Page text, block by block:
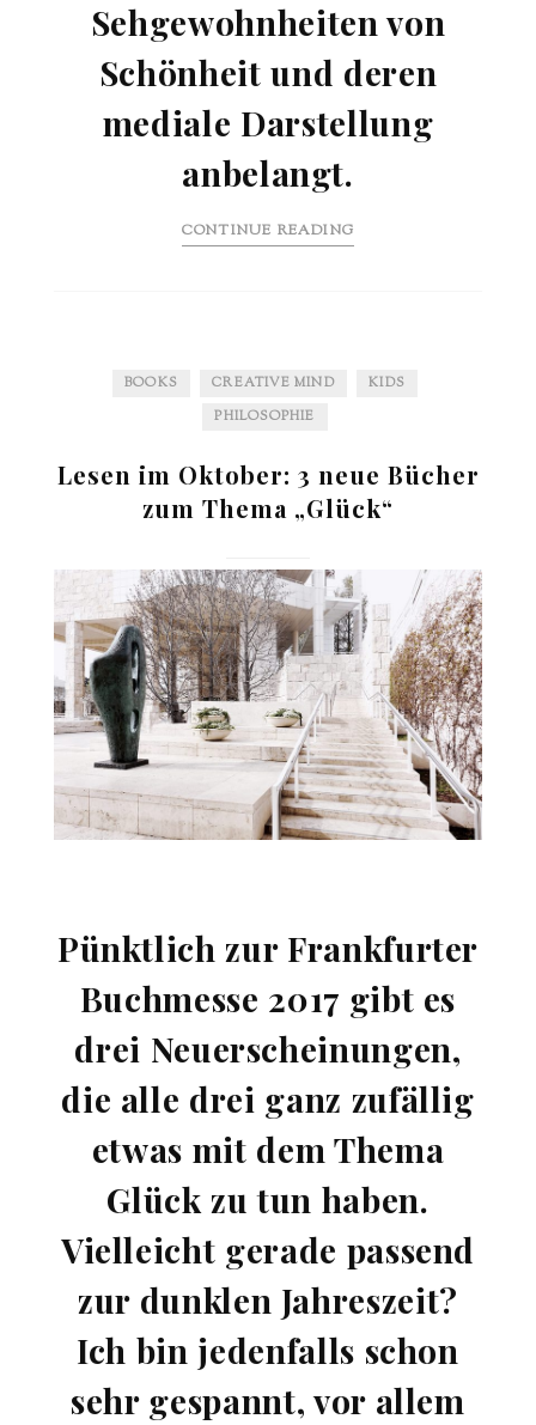
Sehgewohnheiten von
Schönheit und deren
mediale Darstellung
anbelangt.
CONTINUE READING
BOOKS CREATIVE MIND
KIDS
PHILOSOPHIE
Lesen im Oktober: 3 neue Bücher
zum Thema „Glück“
Pünktlich zur Frankfurter
Buchmesse 2017 gibt es
drei Neuerscheinungen,
die alle drei ganz zufällig
etwas mit dem Thema
Glück zu tun haben.
Vielleicht gerade passend
zur dunklen Jahreszeit?
Ich bin jedenfalls schon
sehr gespannt, vor allem